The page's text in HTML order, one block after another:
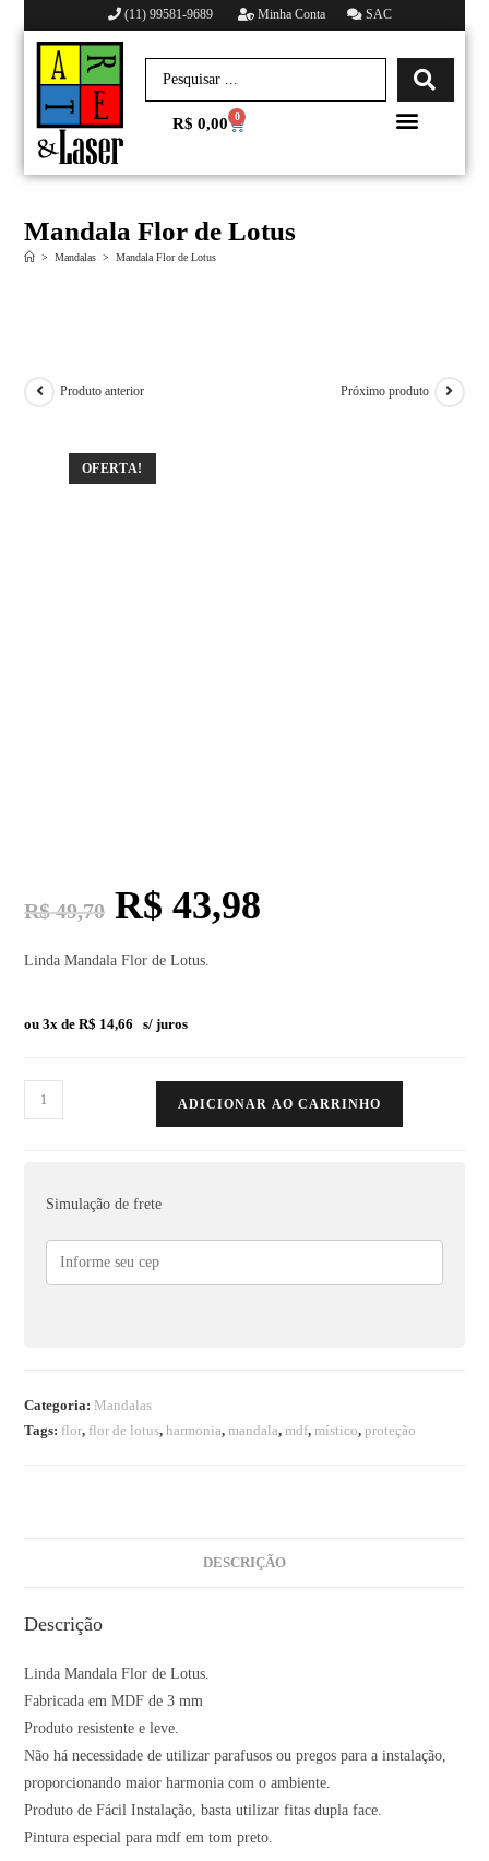
(11) 99581-9689 Minha Conta SAC
R$ 0,00 0
Mandala Flor de Lotus
> Mandalas > Mandala Flor de Lotus
OFERTA!
Produto anterior Próximo produto
R$49,70 R$ 43,98
Linda Mandala Flor de Lotus.
ou 3x deR$ 14,66 s/ juros
ADICIONAR AO CARRINHO
Simulação de frete
Categoria: Mandalas
Tags: flor, flor de lotus,harmonia,mandala,mdf,místico,proteção
DESCRIÇÃO
Descrição
Linda Mandala Flor de Lotus.
Fabricada em MDF de 3 mm
Produto resistente e leve.
Não há necessidade de utilizar parafusos ou pregos para a instalação,
proporcionando maior harmonia com o ambiente.
Produto de Fácil Instalação, basta utilizar fitas dupla face.
Pintura especial para mdf em tom preto.